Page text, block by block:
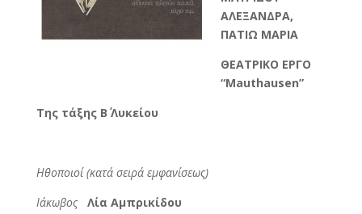
ΑΛΕΞΑΝΔΡΑ,
ΠΑΤΙΩ ΜΑΡΙΑ
ΘΕΑΤΡΙΚΟ ΕΡΓΟ
“Mauthausen”
Της τάξης Β΄ Λυκείου
Ηθοποιοί (κατά σειρά εμφανίσεως)
Ιάκωβος Λία Αμπρικίδου